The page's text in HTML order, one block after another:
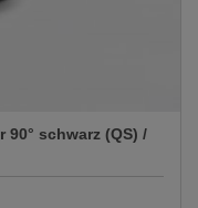
schwarz (QS) /